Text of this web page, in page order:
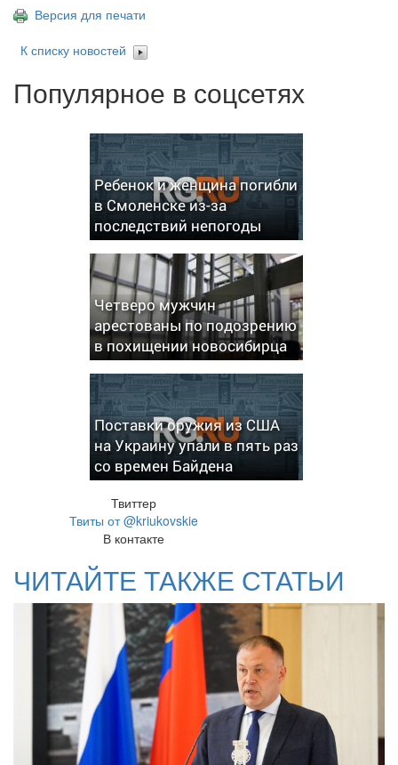
Версия для печати
К списку новостей
Популярное в соцсетях
Ребенок и женщина погибли
в Смоленске из-за
последствий непогоды
Четверо мужчин
арестованы по подозрению
в похищении новосибирца
Поставки оружия из США
на Украину упали в пять раз
со времен Байдена
Твиттер
Твиты от @kriukovskie
В контакте
ЧИТАЙТЕ ТАКЖЕ СТАТЬИ